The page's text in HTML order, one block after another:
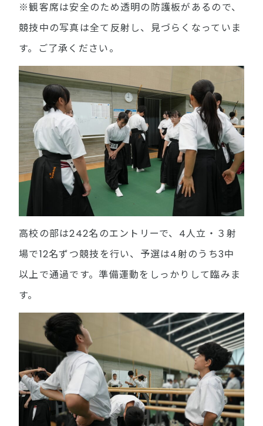
※観客席は安全のため透明の防護板があるので、
競技中の写真は全て反射し、見づらくなっていま
す。ご了承ください。
高校の部は242名のエントリーで、4人立・３射
場で12名ずつ競技を行い、予選は4射のうち3中
以上で通過です。準備運動をしっかりして臨みま
す。